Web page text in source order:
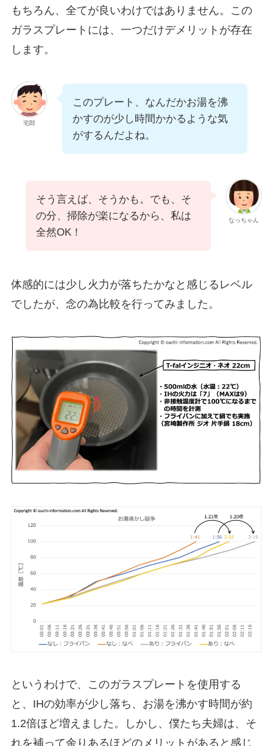
もちろん、全てが良いわけではありません。この
ガラスプレートには、一つだけデメリットが存在
します。
宅郎
このプレート、なんだかお湯を沸
かすのが少し時間かかるような気
がするんだよね。
なっちゃん
そう言えば、そうかも。でも、そ
の分、掃除が楽になるから、私は
全然OK！
体感的には少し火力が落ちたかなと感じるレベル
でしたが、念の為比較を行ってみました。
というわけで、このガラスプレートを使用する
と、IHの効率が少し落ち、お湯を沸かす時間が約
1.2倍ほど増えました。しかし、僕たち夫婦は、そ
れを補って余りあるほどのメリットがあると感じ